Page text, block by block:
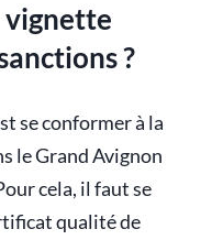
?
se conformer à la
le Grand Avignon
cela, il faut se
qualité de